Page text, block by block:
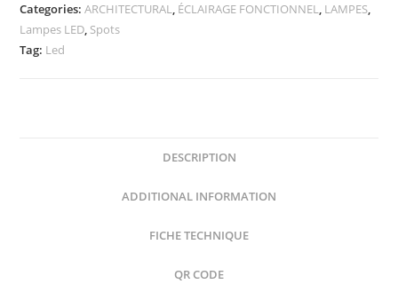
Categories:ARCHITECTURAL, ÉCLAIRAGE FONCTIONNEL, LAMPES,
Lampes LED, Spots
Tag: Led
DESCRIPTION
ADDITIONAL INFORMATION
FICHE TECHNIQUE
QR CODE